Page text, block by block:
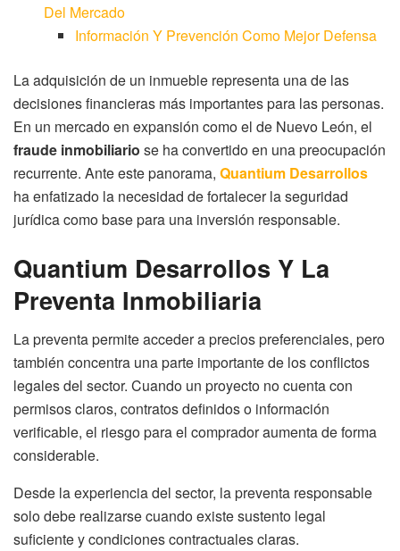
Del Mercado
Información Y Prevención Como Mejor Defensa
La adquisición de un inmueble representa una de las
decisiones financieras más importantes para las personas.
En un mercado en expansión como el de Nuevo León, el
fraude inmobiliario se ha convertido en una preocupación
recurrente. Ante este panorama, Quantium Desarrollos
ha enfatizado la necesidad de fortalecer la seguridad
jurídica como base para una inversión responsable.
Quantium Desarrollos Y La
Preventa Inmobiliaria
La preventa permite acceder a precios preferenciales, pero
también concentra una parte importante de los conflictos
legales del sector. Cuando un proyecto no cuenta con
permisos claros, contratos definidos o información
verificable, el riesgo para el comprador aumenta de forma
considerable.
Desde la experiencia del sector, la preventa responsable
solo debe realizarse cuando existe sustento legal
suficiente y condiciones contractuales claras.